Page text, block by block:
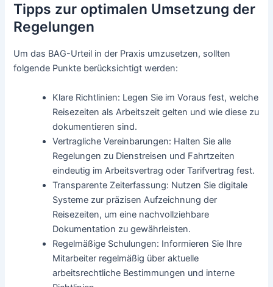
Tipps zur optimalen Umsetzung der
Regelungen
Um das BAG-Urteil in der Praxis umzusetzen, sollten
folgende Punkte berücksichtigt werden:
Klare Richtlinien: Legen Sie im Voraus fest, welche
Reisezeiten als Arbeitszeit gelten und wie diese zu
dokumentieren sind.
Vertragliche Vereinbarungen: Halten Sie alle
Regelungen zu Dienstreisen und Fahrtzeiten
eindeutig im Arbeitsvertrag oder Tarifvertrag fest.
Transparente Zeiterfassung: Nutzen Sie digitale
Systeme zur präzisen Aufzeichnung der
Reisezeiten, um eine nachvollziehbare
Dokumentation zu gewährleisten.
Regelmäßige Schulungen: Informieren Sie Ihre
Mitarbeiter regelmäßig über aktuelle
arbeitsrechtliche Bestimmungen und interne